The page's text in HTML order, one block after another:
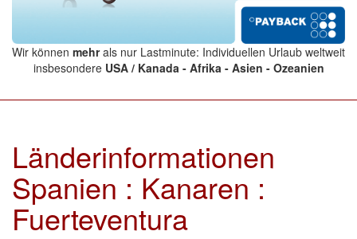
Wir können mehrals nur Lastminute: Individuellen Urlaub weltweit
insbesondere USA / Kanada - Afrika - Asien - Ozeanien
Länderinformationen
Spanien : Kanaren :
Fuerteventura